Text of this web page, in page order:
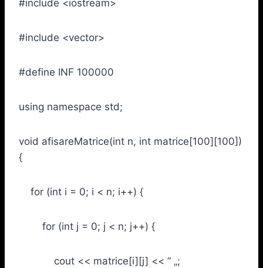
#include <iostream>
#include <vector>
#define INF 100000
using namespace std;
void afisareMatrice(int n, int matrice[100][100])
{
for (int i = 0; i < n; i++) {
for (int j = 0; j < n; j++) {
cout << matrice[i][j] << ” „;